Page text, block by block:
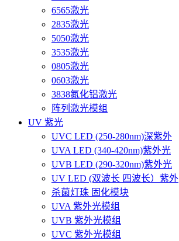
6565激光
2835激光
5050激光
3535激光
0805激光
0603激光
3838氮化铝激光
阵列激光模组
UV 紫光
UVC LED (250-280nm)深紫外
UVA LED (340-420nm)紫外光
UVB LED (290-320nm)紫外光
UV LED (双波长 四波长）紫外
杀菌灯珠 固化模块
UVA 紫外光模组
UVB 紫外光模组
UVC 紫外光模组